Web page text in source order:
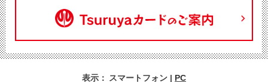
表示： スマートフォン | PC